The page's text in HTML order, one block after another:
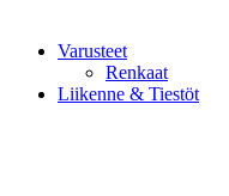
Varusteet
Renkaat
Liikenne & Tiestöt